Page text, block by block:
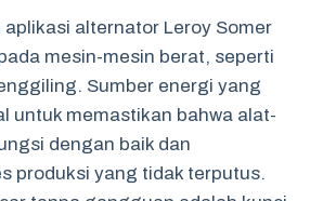
alternator Leroy Somer
mesin-mesin berat, seperti
Sumber energi yang
untuk memastikan bahwa alat-
dengan baik dan
produksi yang tidak terputus.